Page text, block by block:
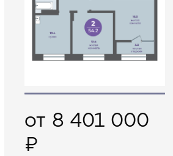
от 8 401 000
₽